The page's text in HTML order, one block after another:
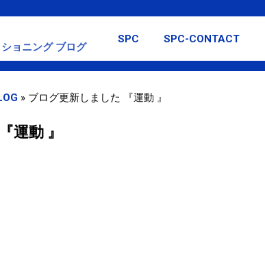
スキップしてメイン コンテンツに移動
ョニング ブログ
SPC SPC-CONTACT
» ブログ更新しました 『運動 』
運動 』